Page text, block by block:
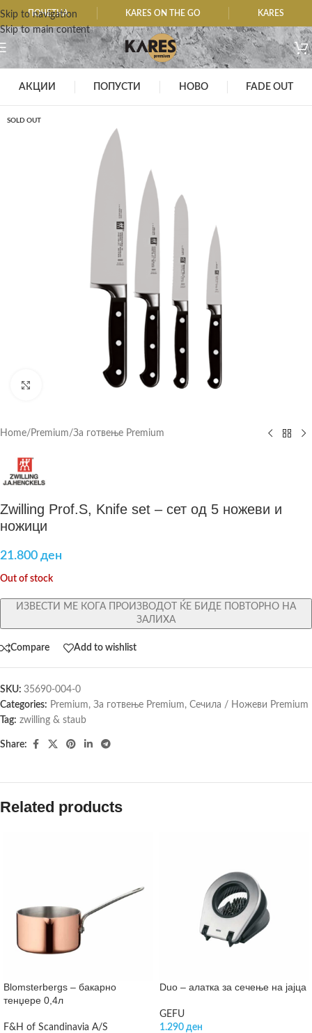
Skip to navigation
Skip to main content
ПОЧЕТНА KARES ON THE GO KARES
АКЦИИ ПОПУСТИ НОВО FADE OUT
SOLD OUT
Home/ Premium/За готвење Premium
Zwilling Prof.S, Knife set – сет од 5 ножеви и
ножици
21.800 ден
Out of stock
ИЗВЕСТИ МЕ КОГА ПРОИЗВОДОТ ЌЕ БИДЕ ПОВТОРНО НА
ЗАЛИХА
Compare Add to wishlist
SKU: 35690-004-0
Categories: Premium, За готвење Premium, Сечила / Ножеви Premium
Tag: zwilling & staub
Share:
Related products
Blomsterbergs – бакарно
тенџере 0,4л
F&H of Scandinavia A/S
Duo – алатка за сечење на јајца
GEFU
1.290 ден